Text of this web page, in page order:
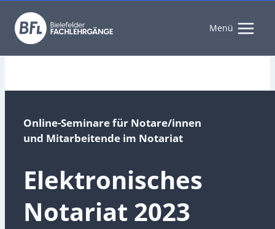
Inhalt
springen
Menü
Online-Seminare für Notare/innen
und Mitarbeitende im Notariat
Elektronisches
Notariat 2023